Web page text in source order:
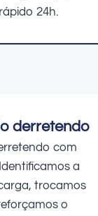
24h.
derretendo
com
a
trocamos
o